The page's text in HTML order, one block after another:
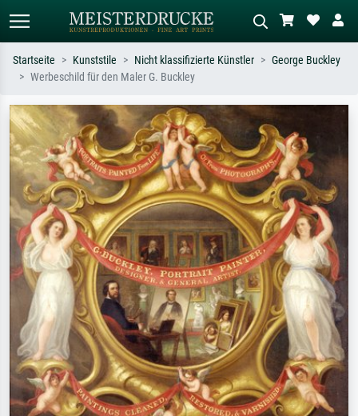
Suchen Sie nach Künstlern, Werktiteln
oder Stilen – z.B. Monet,
Sternennacht, Impressionismus, Welle
Hokusai, Akt.
Beschreiben Sie die Szene – z.B. Grüne
Wiese, Abstrakt mit viel Rot, Dunkles
Ölgemälde, Stehender Akt neben einem
Baum.
Startseite Kunststile Nicht klassifizierte Künstler
George Buckley
Werbeschild für den Maler G. Buckley